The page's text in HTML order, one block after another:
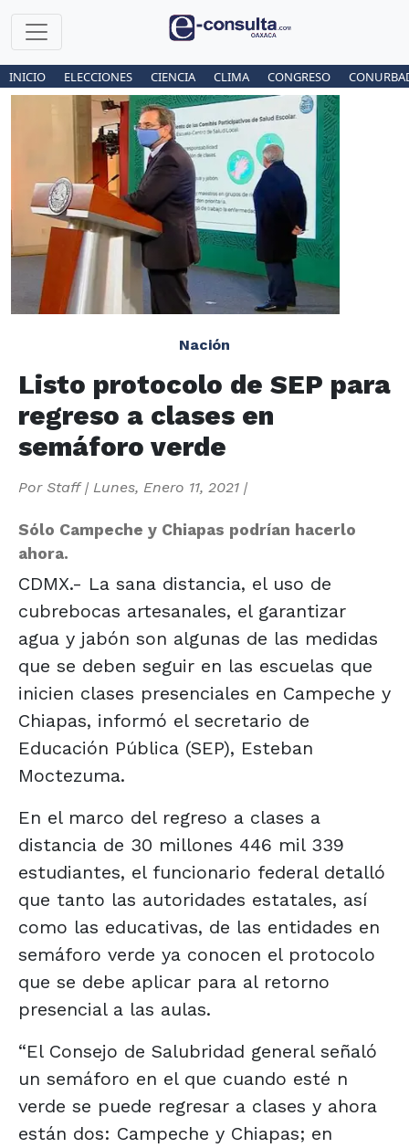
INICIO ELECCIONES CIENCIA CLIMA CONGRESO
Nación
Listo protocolo de SEP para
regreso a clases en
semáforo verde
Por Staff| Lunes, Enero 11, 2021 |
Sólo Campeche y Chiapas podrían hacerlo
ahora.
CDMX.- La sana distancia, el uso de
cubrebocas artesanales, el garantizar
agua y jabón son algunas de las medidas
que se deben seguir en las escuelas que
inicien clases presenciales en Campeche y
Chiapas, informó el secretario de
Educación Pública (SEP), Esteban
Moctezuma.
En el marco del regreso a clases a
distancia de 30 millones 446 mil 339
estudiantes, el funcionario federal detalló
que tanto las autoridades estatales, así
como las educativas, de las entidades en
semáforo verde ya conocen el protocolo
que se debe aplicar para al retorno
presencial a las aulas.
“El Consejo de Salubridad general señaló
un semáforo en el que cuando esté n
verde se puede regresar a clases y ahora
están dos: Campeche y Chiapas; en